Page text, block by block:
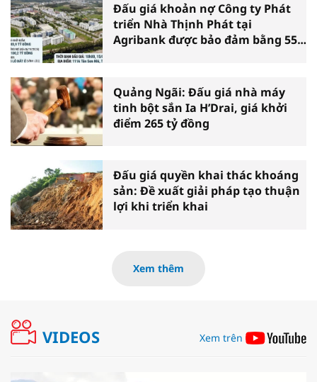
Đấu giá khoản nợ Công ty Phát
triển Nhà Thịnh Phát tại
Agribank được bảo đảm bằng 55
Quảng Ngãi: Đấu giá nhà máy
tinh bột sắn Ia H’Drai, giá khởi
điểm 265 tỷ đồng
Đấu giá quyền khai thác khoáng
sản: Đề xuất giải pháp tạo thuận
lợi khi triển khai
Xem thêm
VIDEOS Xem trên